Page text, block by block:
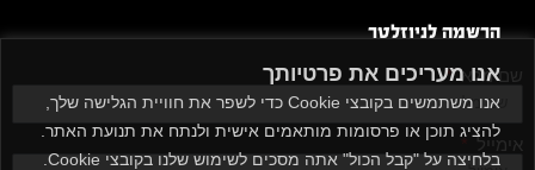
אנו מעריכים את פרטיותך
אנו משתמשים בקובצי Cookie כדי לשפר את חוויית הגלישה שלך,
להציג תוכן או פרסומות מותאמים אישית ולנתח את תנועת האתר.
בלחיצה על "קבל הכול" אתה מסכים לשימוש שלנו בקובצי Cookie.
הרשמה לניוזלטר
שם מלא
אימייל